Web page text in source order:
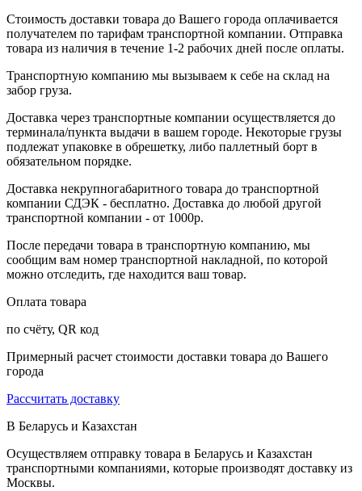
Стоимость доставки товара до Вашего города оплачивается
получателем по тарифам транспортной компании. Отправка
товара из наличия в течение 1-2 рабочих дней после оплаты.
Транспортную компанию мы вызываем к себе на склад на
забор груза.
Доставка через транспортные компании осуществляется до
терминала/пункта выдачи в вашем городе. Некоторые грузы
подлежат упаковке в обрешетку, либо паллетный борт в
обязательном порядке.
Доставка некрупногабаритного товара до транспортной
компании СДЭК - бесплатно. Доставка до любой другой
транспортной компании - от 1000р.
После передачи товара в транспортную компанию, мы
сообщим вам номер транспортной накладной, по которой
можно отследить, где находится ваш товар.
Оплата товара
по счёту, QR код
Примерный расчет стоимости доставки товара до Вашего
города
Рассчитать доставку
В Беларусь и Казахстан
Осуществляем отправку товара в Беларусь и Казахстан
транспортными компаниями, которые производят доставку из
Москвы.